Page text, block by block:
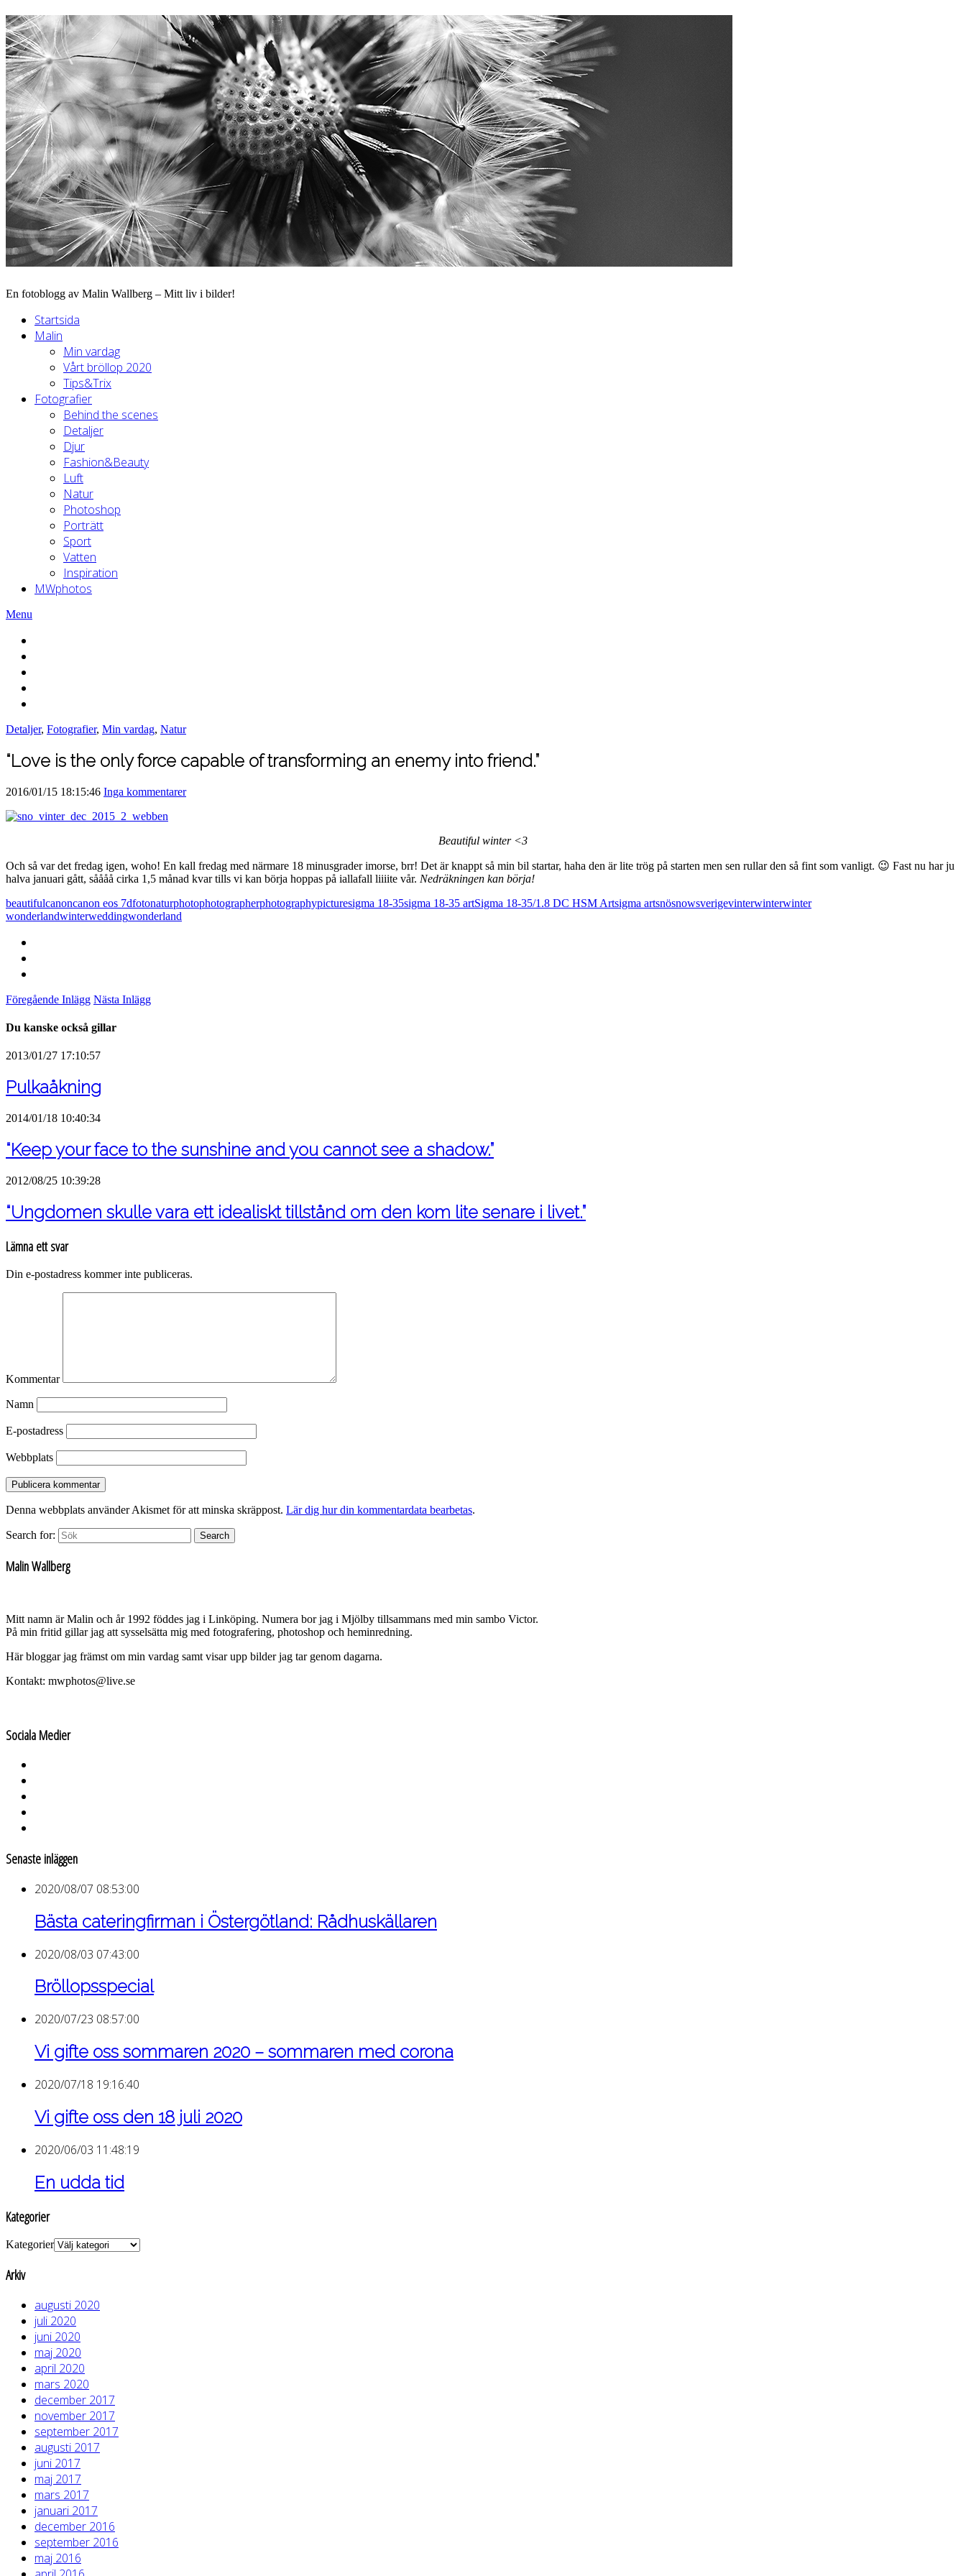
En fotoblogg av Malin Wallberg – Mitt liv i bilder!
Startsida
Malin
Min vardag
Vårt bröllop 2020
Tips&Trix
Fotografier
Behind the scenes
Detaljer
Djur
Fashion&Beauty
Luft
Natur
Photoshop
Porträtt
Sport
Vatten
Inspiration
MWphotos
Menu
Detaljer, Fotografier, Min vardag, Natur
“Love is the only force capable of transforming an enemy into friend.”
2016/01/15 18:15:46 Inga kommentarer
Beautiful winter <3
Och så var det fredag igen, woho! En kall fredag med närmare 18 minusgrader imorse, brr! Det är knappt så min bil startar, haha den är lite trög på starten men sen rullar den så fint som vanligt. 😉 Fast nu har ju
halva januari gått, såååå cirka 1,5 månad kvar tills vi kan börja hoppas på iallafall liiiite vår. Nedräkningen kan börja!
beautifulcanoncanon eos 7dfotonaturphotophotographerphotographypicturesigma 18-35sigma 18-35 artSigma 18-35/1.8 DC HSM Artsigma artsnösnowsverigevinterwinterwinter
wonderlandwinterweddingwonderland
Föregående Inlägg Nästa Inlägg
Du kanske också gillar
2013/01/27 17:10:57
Pulkaåkning
2014/01/18 10:40:34
“Keep your face to the sunshine and you cannot see a shadow.”
2012/08/25 10:39:28
“Ungdomen skulle vara ett idealiskt tillstånd om den kom lite senare i livet.”
Lämna ett svar
Din e-postadress kommer inte publiceras.
Kommentar
Namn
E-postadress
Webbplats
Denna webbplats använder Akismet för att minska skräppost. Lär dig hur din kommentardata bearbetas.
Search for: Search
Malin Wallberg
Mitt namn är Malin och år 1992 föddes jag i Linköping. Numera bor jag i Mjölby tillsammans med min sambo Victor.
På min fritid gillar jag att sysselsätta mig med fotografering, photoshop och heminredning.
Här bloggar jag främst om min vardag samt visar upp bilder jag tar genom dagarna.
Kontakt: mwphotos@live.se
Sociala Medier
Senaste inläggen
2020/08/07 08:53:00
Bästa cateringfirman i Östergötland: Rådhuskällaren
2020/08/03 07:43:00
Bröllopsspecial
2020/07/23 08:57:00
Vi gifte oss sommaren 2020 – sommaren med corona
2020/07/18 19:16:40
Vi gifte oss den 18 juli 2020
2020/06/03 11:48:19
En udda tid
Kategorier
Kategorier
Arkiv
augusti 2020
juli 2020
juni 2020
maj 2020
april 2020
mars 2020
december 2017
november 2017
september 2017
augusti 2017
juni 2017
maj 2017
mars 2017
januari 2017
december 2016
september 2016
maj 2016